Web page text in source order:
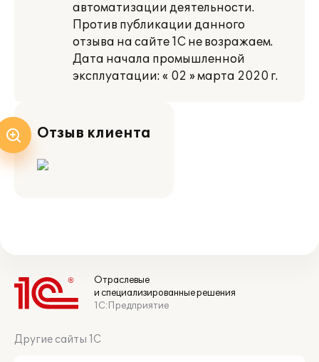
автоматизации деятельности.
Против публикации данного
отзыва на сайте 1С не возражаем.
Дата начала промышленной
эксплуатации: « 02 » марта 2020 г.
Отзыв клиента
Отраслевые
и специализированные решения
1С:Предприятие
Другие сайты 1С